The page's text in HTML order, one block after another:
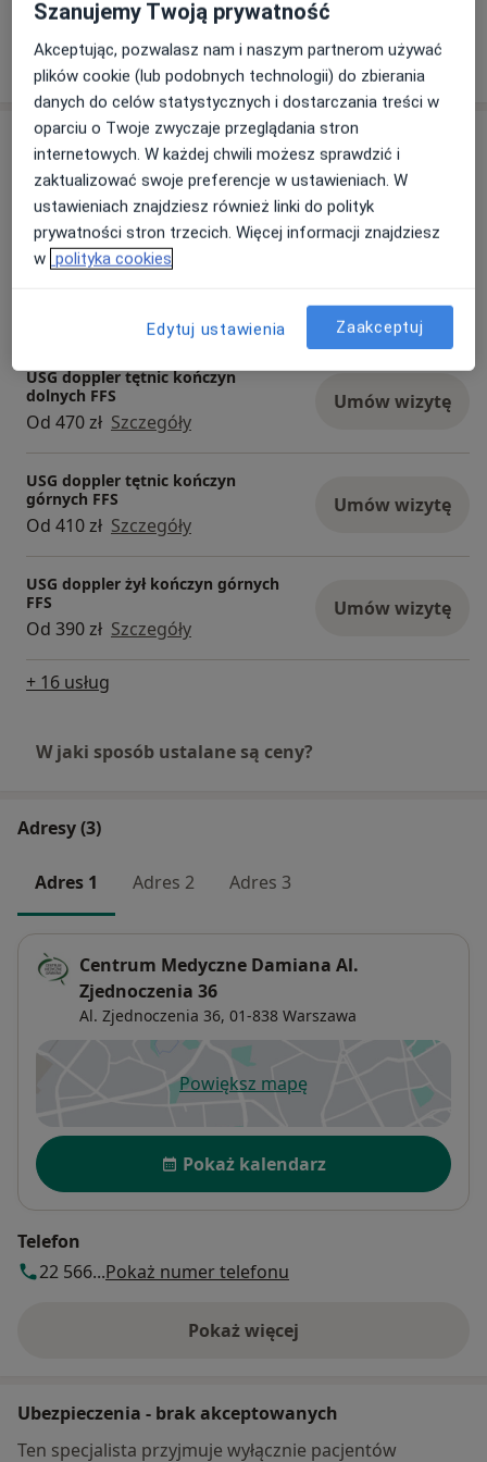
Pokaż więcejo doświadczeniu
Usługi i ceny
USG tętnic szyjnych
350 zł Szczegóły Umów wizytę
Konsultacja chirurga naczyniowego
Szczegóły
USG doppler tętnic kończyn
dolnych FFS
Od 470 zł Szczegóły
Umów wizytę
USG doppler tętnic kończyn
górnych FFS
Od 410 zł Szczegóły
Umów wizytę
USG doppler żył kończyn górnych
FFS
Od 390 zł Szczegóły
Umów wizytę
+ 16 usług
W jaki sposób ustalane są ceny?
Adresy (3)
Adres 1 Adres 2 Adres 3
Centrum Medyczne Damiana Al.
Zjednoczenia 36
Al. Zjednoczenia 36, 01-838 Warszawa
Powiększ mapęotwiera się w nowej karcie
Dostępność
Pokaż kalendarz
Telefon
22 566...Pokaż numer telefonu
Pokaż więcej
o adresie
Ubezpieczenia - brak akceptowanych
Ten specjalista przyjmuje wyłącznie pacjentów
Szanujemy Twoją prywatność
Akceptując, pozwalasz nam i naszym partnerom używać
plików cookie (lub podobnych technologii) do zbierania
danych do celów statystycznych i dostarczania treści w
oparciu o Twoje zwyczaje przeglądania stron
internetowych. W każdej chwili możesz sprawdzić i
zaktualizować swoje preferencje w ustawieniach. W
ustawieniach znajdziesz również linki do polityk
prywatności stron trzecich. Więcej informacji znajdziesz
w polityka cookies
Edytuj ustawienia Zaakceptuj